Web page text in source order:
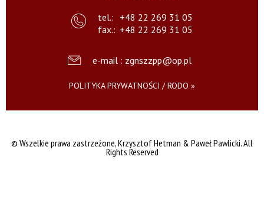
tel.: +48 22 269 31 05
fax.: +48 22 269 31 05
e-mail : zgnszzpp@op.pl
POLITYKA PRYWATNOŚCI / RODO »
© Wszelkie prawa zastrzeżone,Krzysztof Hetman & Paweł Pawlicki. All
Rights Reserved